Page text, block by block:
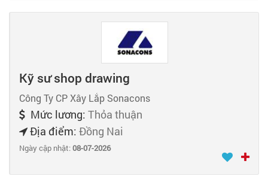
Kỹ sư shop drawing
Công Ty CP Xây Lắp Sonacons
Mức lương: Thỏa thuận
Địa điểm: Đồng Nai
Ngày cập nhật:08-07-2026